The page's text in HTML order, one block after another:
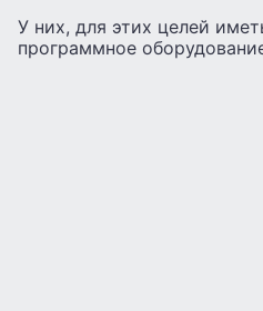
У них, для этих целей
программное